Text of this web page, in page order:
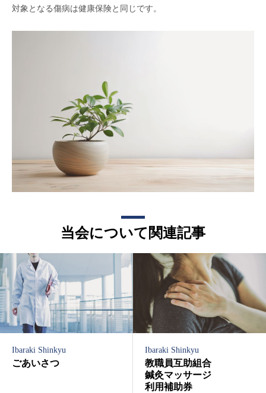
対象となる傷病は健康保険と同じです。
当会について関連記事
Ibaraki Shinkyu
ごあいさつ
Ibaraki Shinkyu
教職員互助組合
鍼灸マッサージ
利用補助券